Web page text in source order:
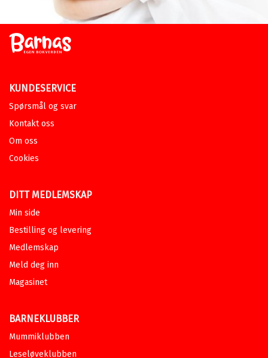
KUNDESERVICE
Spørsmål og svar
Kontakt oss
Om oss
Cookies
DITT MEDLEMSKAP
Min side
Bestilling og levering
Medlemskap
Meld deg inn
Magasinet
BARNEKLUBBER
Mummiklubben
Leseløveklubben